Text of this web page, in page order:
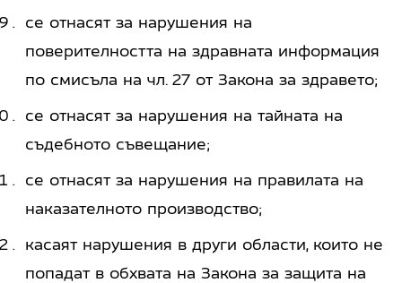
се отнасят за нарушения на
поверителността на здравната информация
по смисъла на чл. 27 от Закона за здравето;
се отнасят за нарушения на тайната на
съдебното съвещание;
се отнасят за нарушения на правилата на
наказателното производство;
касаят нарушения в други области, които не
попадат в обхвата на Закона за защита на